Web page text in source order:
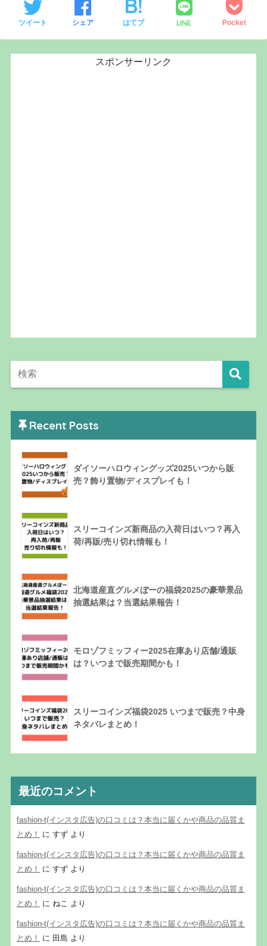
ツイート シェア はてブ LINE Pocket
スポンサーリンク
Recent Posts
ダイソーハロウィングッズ2025いつから販
売？飾り置物/ディスプレイも！
スリーコインズ新商品の入荷日はいつ？再入
荷/再販/売り切れ情報も！
北海道産直グルメぼーの福袋2025の豪華景品
抽選結果は？当選結果報告！
モロゾフミッフィー2025在庫あり店舗/通販
は？いつまで販売期間かも！
スリーコインズ福袋2025 いつまで販売？中身
ネタバレまとめ！
最近のコメント
fashion-t(インスタ広告)の口コミは？本当に届くかや商品の品質ま
とめ！
に すずより
fashion-t(インスタ広告)の口コミは？本当に届くかや商品の品質ま
とめ！
に すずより
fashion-t(インスタ広告)の口コミは？本当に届くかや商品の品質ま
とめ！
に ねこ より
fashion-t(インスタ広告)の口コミは？本当に届くかや商品の品質ま
とめ！
に 田島 より